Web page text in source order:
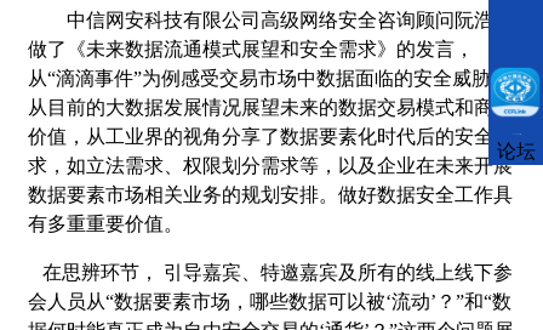
中信网安科技有限公司高级网络安全咨询顾问阮浩威
做了《未来数据流通模式展望和安全需求》的发言，
从“滴滴事件”为例感受交易市场中数据面临的安全威胁，
从目前的大数据发展情况展望未来的数据交易模式和商业
价值，从工业界的视角分享了数据要素化时代后的安全需
求，如立法需求、权限划分需求等，以及企业在未来开展
数据要素市场相关业务的规划安排。做好数据安全工作具
有多重重要价值。
在思辨环节，
引导嘉宾、特邀嘉宾及所有的线上线下参
会人员从“数据要素市场，哪些数据可以被‘流动’？”和“数
论坛